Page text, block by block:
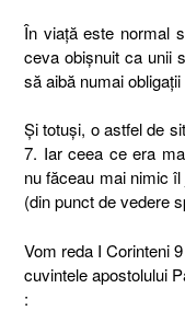
În viață este normal
ceva obișnuit ca unii
să aibă numai obligații
Și totuși, o astfel de
7. Iar ceea ce era
nu făceau mai nimic
(din punct de vedere
Vom reda I Corinteni
cuvintele apostolului
: